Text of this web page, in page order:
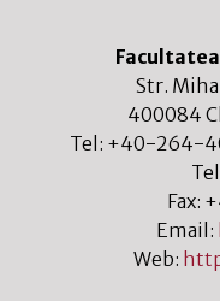
Str.
400084
Tel: +40-264-
Fax:
Email:
Web: